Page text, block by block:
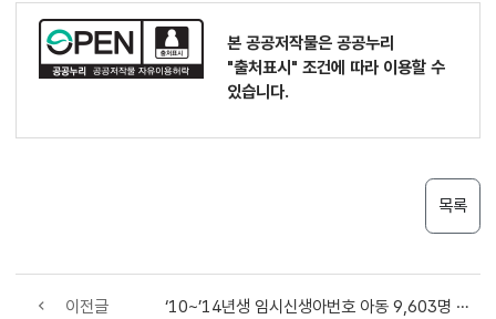
본 공공저작물은 공공누리
"출처표시" 조건에 따라 이용할 수
있습니다.
목록
이전글 ‘10~’14년생 임시신생아번호 아동 9,603명 조사 결과 6,248명 생존확인, 469명 사망확인, 2,547명 수사의..